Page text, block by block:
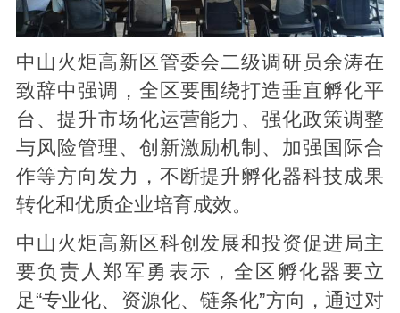
中山火炬高新区管委会二级调研员余涛在
致辞中强调，全区要围绕打造垂直孵化平
台、提升市场化运营能力、强化政策调整
与风险管理、创新激励机制、加强国际合
作等方向发力，不断提升孵化器科技成果
转化和优质企业培育成效。
中山火炬高新区科创发展和投资促进局主
要负责人郑军勇表示，全区孵化器要立
足“专业化、资源化、链条化”方向，通过对